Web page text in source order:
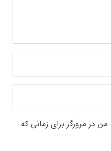
در مرورگر برای زمانی که